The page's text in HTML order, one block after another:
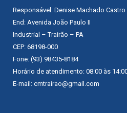
Responsável: Denise Machado Castro
End: Avenida João Paulo II
Industrial – Trairão – PA
CEP: 68198-000
Fone: (93) 98435-8184
Horário de atendimento: 08:00 às
E-mail: cmtrairao@gmail.com